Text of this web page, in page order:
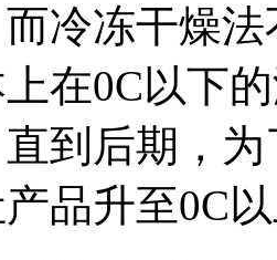
冷冻干燥
在0C以下
到后期，
品升至0C